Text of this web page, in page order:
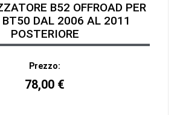
B52 OFFROAD PER
DAL 2006 AL 2011
POSTERIORE
Prezzo:
78,00 €